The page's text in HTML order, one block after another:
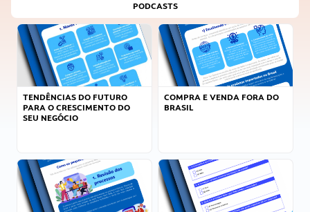
PODCASTS
TENDÊNCIAS DO FUTURO
PARA O CRESCIMENTO DO
SEU NEGÓCIO
COMPRA E VENDA FORA DO
BRASIL